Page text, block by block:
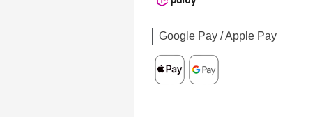
Google Pay / Apple Pay